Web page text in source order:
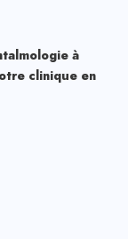
à
clinique en